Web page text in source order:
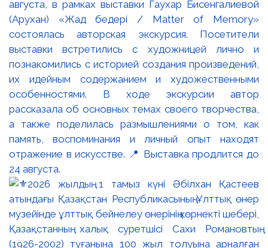
августа, в рамках выставки Гаухар Бисенгалиевой
(Арухан) «Жад бедері / Matter of Memory»
состоялась авторская экскурсия. Посетители
выставки встретились с художницей лично и
познакомились с историей создания произведений,
их идейным содержанием и художественными
особенностями. В ходе экскурсии автор
рассказала об основных темах своего творчества,
а также поделилась размышлениями о том, как
память, воспоминания и личный опыт находят
отражение в искусстве. 📍 Выставка продлится до
24 августа.